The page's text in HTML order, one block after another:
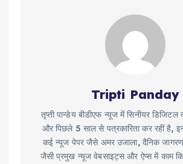
Tripti Panday
तृप्ती पान्डेय बीडीएफ न्यूज में सिनीयर
और पिछले 5 साल से पत्रकारिता कर रहीं है,
कई न्यूज पेपर जैसे अमर उजाला, दैनिक
जैसी प्रमुख न्यूज वेबसाइट्स और ऐप्स में काम